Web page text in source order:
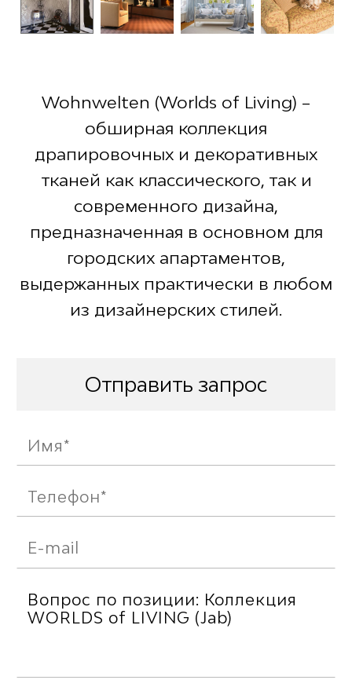
Wohnwelten (Worlds of Living) –
обширная коллекция
драпировочных и декоративных
тканей как классического, так и
современного дизайна,
предназначенная в основном для
городских апартаментов,
выдержанных практически в любом
из дизайнерских стилей.
Отправить запрос